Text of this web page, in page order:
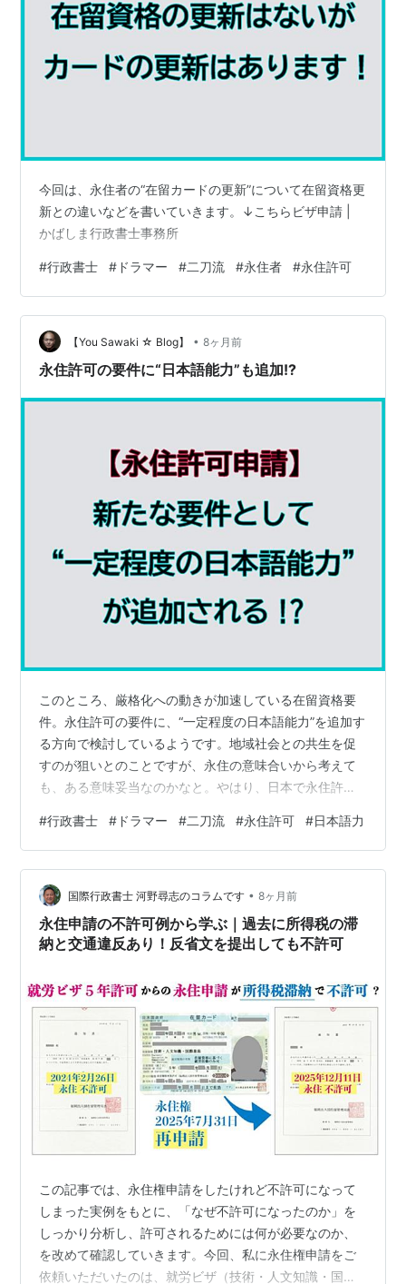
今回は、永住者の“在留カードの更新”について在留資格更
新との違いなどを書いていきます。↓こちらビザ申請 |
かばしま行政書士事務所
#行政書士 # ドラマー #二刀流 #永住者 #永住許可
【You Sawaki ☆ Blog】 • 8ヶ月前
永住許可の要件に“日本語能力”も追加!?
このところ、厳格化への動きが加速している在留資格要
件。永住許可の要件に、“一定程度の日本語能力”を追加す
る方向で検討しているようです。地域社会との共生を促
すのが狙いとのことですが、永住の意味合いから考えて
も、ある意味妥当なのかなと。やはり、日本で永住許可
自然かなとは感じます。 今後も、永住者の増加が見込ま
れる中で、日本語の理解力を要件とする以外にも、生活
ルールなどを学ぶプログラムの受講義務化や、収入条件
の引き上げといった案も出ているようです。 既に、納税
などの公的義務を故意に怠った場合に、永住許可の取り
消しがされる改正入管難民法も成立しており、…
#行政書士 # ドラマー #二刀流 #永住許可 #日本語力
国際行政書士 河野尋志のコラムです • 8ヶ月前
永住申請の不許可例から学ぶ｜過去に所得税の滞
納と交通違反あり！反省文を提出しても不許可
この記事では、永住権申請をしたけれど不許可になって
しまった実例をもとに、「なぜ不許可になったのか」を
しっかり分析し、許可されるためには何が必要なのか、
を改めて確認していきます。今回、私に永住権申請をご
依頼いただいたのは、就労ビザ（技術・人文知識・国際